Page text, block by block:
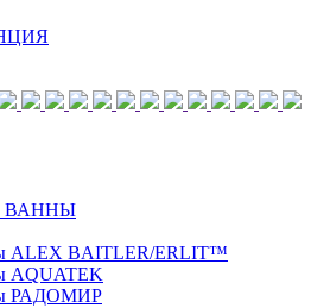
ВАННЫ
ALEX BAITLER/ERLIT™
AQUATEK
РАДОМИР